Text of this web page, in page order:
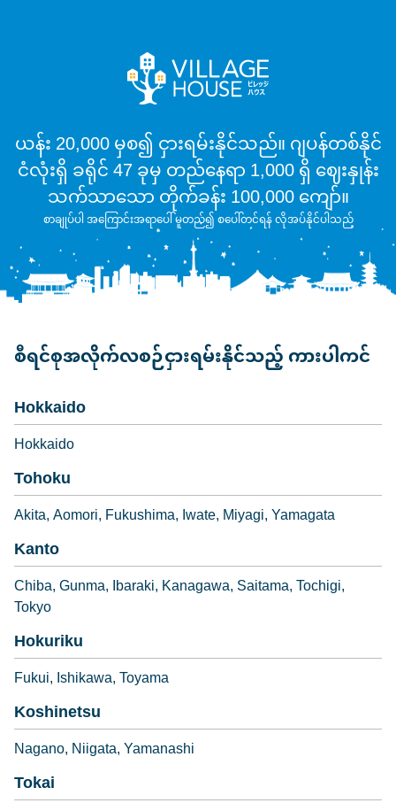
ယန်း 20,000 မှစ၍ ငှားရမ်းနိုင်သည်။ ဂျပန်တစ်နိုင်
ငံလုံးရှိ ခရိုင် 47 ခုမှ တည်နေရာ 1,000 ရှိ ဈေးနှုန်း
သက်သာသော တိုက်ခန်း 100,000 ကျော်။
စာချုပ်ပါ အကြောင်းအရာပေါ် မူတည်၍ စပေါ်တင်ရန် လိုအပ်နိုင်ပါသည်
စီရင်စုအလိုက်လစဉ်ငှားရမ်းနိုင်သည့် ကားပါကင်
Hokkaido
Hokkaido
Tohoku
Akita Aomori Fukushima Iwate Miyagi Yamagata
Kanto
Chiba Gunma Ibaraki Kanagawa Saitama Tochigi
Tokyo
Hokuriku
Fukui Ishikawa Toyama
Koshinetsu
Nagano Niigata Yamanashi
Tokai